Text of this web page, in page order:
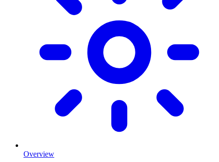
Overview